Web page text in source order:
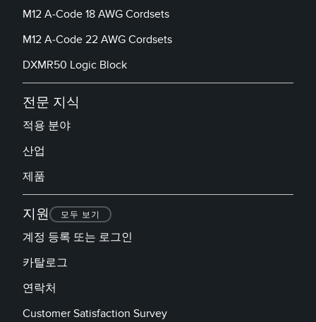
M12 A-Code 18 AWG Cordsets
M12 A-Code 22 AWG Cordsets
DXMR50 Logic Block
전문 지식
적용 분야
산업
제품
지원 모두 보기
계정 등록 또는 로그인
카탈로그
연락처
Customer Satisfaction Survey